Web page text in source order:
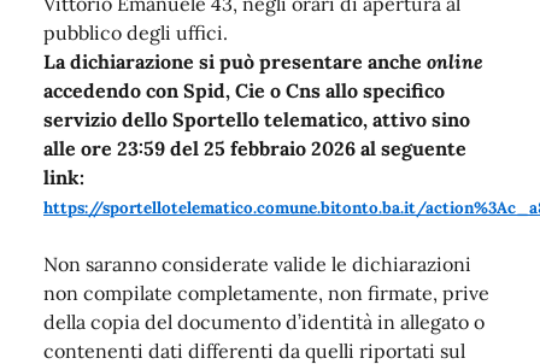
pubblico degli uffici.
La dichiarazione si può presentare anche online
accedendo con Spid, Cie o Cns allo specifico
servizio dello Sportello telematico, attivo sino
alle ore 23:59 del 25 febbraio 2026 al seguente
link:
https://sportellotelematico.comune.bitonto.ba.it/
Non saranno considerate valide le dichiarazioni
non compilate completamente, non firmate, prive
della copia del documento d’identità in allegato o
contenenti dati differenti da quelli riportati sul